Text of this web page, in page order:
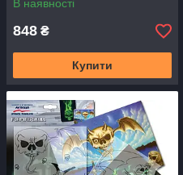
В наявності
848 ₴
Купити